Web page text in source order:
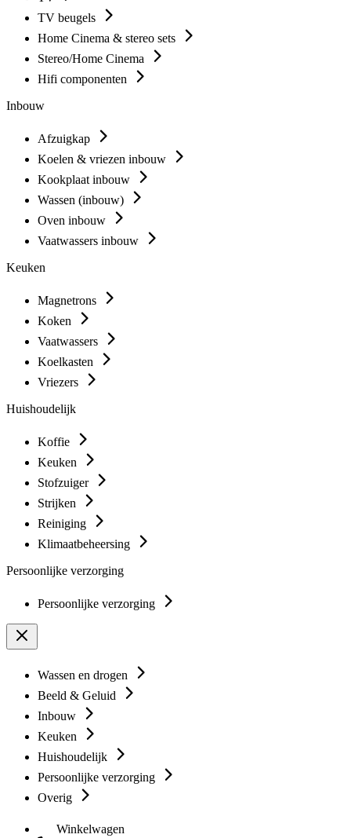
TV beugels
Home Cinema & stereo sets
Stereo/Home Cinema
Hifi componenten
Inbouw
Afzuigkap
Koelen & vriezen inbouw
Kookplaat inbouw
Wassen (inbouw)
Oven inbouw
Vaatwassers inbouw
Keuken
Magnetrons
Koken
Vaatwassers
Koelkasten
Vriezers
Huishoudelijk
Koffie
Keuken
Stofzuiger
Strijken
Reiniging
Klimaatbeheersing
Persoonlijke verzorging
Persoonlijke verzorging
Wassen en drogen
Beeld & Geluid
Inbouw
Keuken
Huishoudelijk
Persoonlijke verzorging
Overig
Winkelwagen